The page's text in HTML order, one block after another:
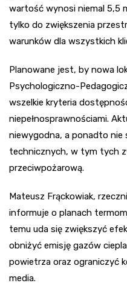
wartość wynosi niemal 5,5
tylko do zwiększenia
warunków dla wszystkich
Planowane jest, by nowa
Psychologiczno-
wszelkie kryteria
niepełnosprawnościami.
niewygodna, a ponadto nie
technicznych, w tym tych
przeciwpożarową.
Mateusz Frąckowiak,
informuje o planach
temu uda się zwiększyć
obniżyć emisję gazów
powietrza oraz ograniczyć
media.